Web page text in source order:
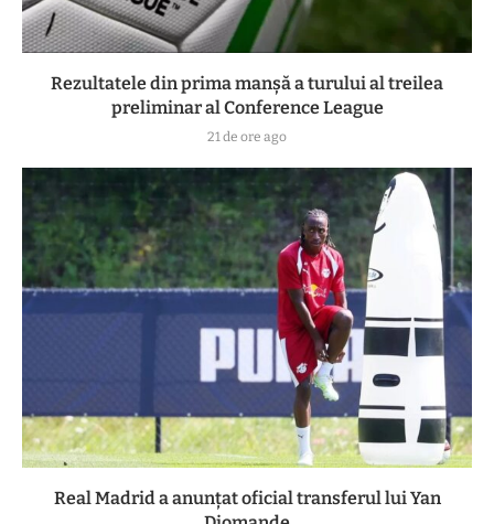
Rezultatele din prima manşă a turului al treilea
preliminar al Conference League
21 de ore ago
Real Madrid a anunțat oficial transferul lui Yan